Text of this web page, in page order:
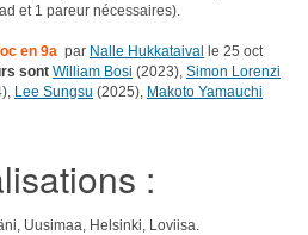
et 1 pareur nécessaires).
en 9a par Nalle Hukkataival
le 25 oct
sont William Bosi (2023), Simon Lorenzi
Lee Sungsu (2025), Makoto Yamauchi
:
Uusimaa, Helsinki, Loviisa.